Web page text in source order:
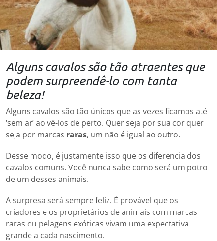
Alguns cavalos são tão atraentes que
podem surpreendê-lo com tanta
beleza!
Alguns cavalos são tão únicos que as vezes ficamos até
‘sem ar’ ao vê-los de perto. Quer seja por sua cor quer
seja por marcas raras, um não é igual ao outro.
Desse modo, é justamente isso que os diferencia dos
cavalos comuns. Você nunca sabe como será um potro
de um desses animais.
A surpresa será sempre feliz. É provável que os
criadores e os proprietários de animais com marcas
raras ou pelagens exóticas vivam uma expectativa
grande a cada nascimento.